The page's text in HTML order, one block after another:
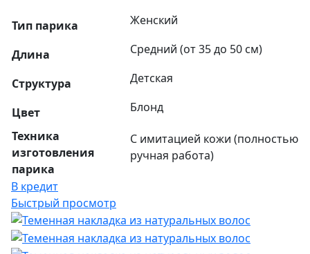
Тип парика Женский
Длина Средний (от 35 до 50 см)
Структура Детская
Цвет
Блонд
Техника
изготовления
парика
С имитацией кожи (полностью
ручная работа)
В кредит
Быстрый просмотр